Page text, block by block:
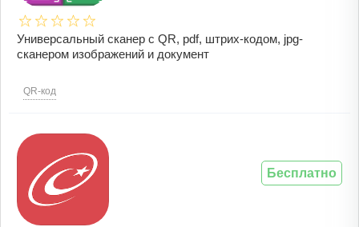
Универсальный сканер с QR, pdf, штрих-кодом, jpg-
сканером изображений и документ
QR-код
Бесплатно